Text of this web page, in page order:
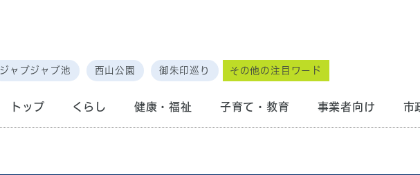
ジャブジャブ池 西山公園 御朱印巡り その他の注目ワード
トップ くらし 健康・福祉 子育て・教育 事業者向け 市